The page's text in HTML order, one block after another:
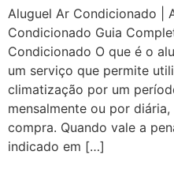
Aluguel Ar Condicionado |
Condicionado Guia
Condicionado O que é o
um serviço que permite
climatização por um
mensalmente ou por
compra. Quando vale a
indicado em […]